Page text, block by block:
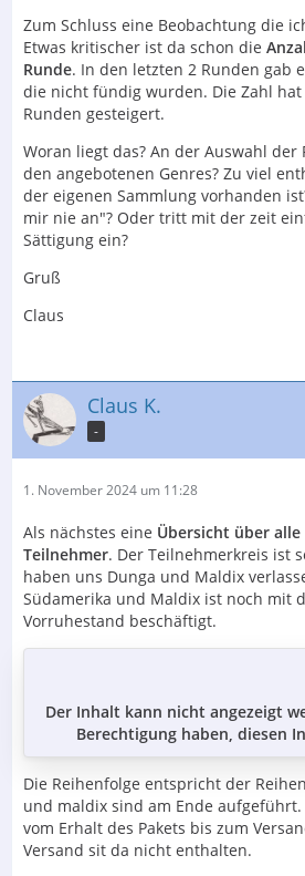
Zum Schluss eine Beobachtung die
Etwas kritischer ist da schon die
Runde. In den letzten 2 Runden gab
die nicht fündig wurden. Die Zahl
Runden gesteigert.
Woran liegt das? An der Auswahl der
den angebotenen Genres? Zu viel
der eigenen Sammlung vorhanden
mir nie an"? Oder tritt mit der zeit
Sättigung ein?
Gruß
Claus
Claus K.
-
1. November 2024 um 11:28
Als nächstes eine Übersicht über
Teilnehmer. Der Teilnehmerkreis ist
haben uns Dunga und Maldix
Südamerika und Maldix ist noch mit
Vorruhestand beschäftigt.
Der Inhalt kann nicht angezeigt
Berechtigung haben, diesen
Die Reihenfolge entspricht der
und maldix sind am Ende aufgeführt.
vom Erhalt des Pakets bis zum
Versand sit da nicht enthalten.